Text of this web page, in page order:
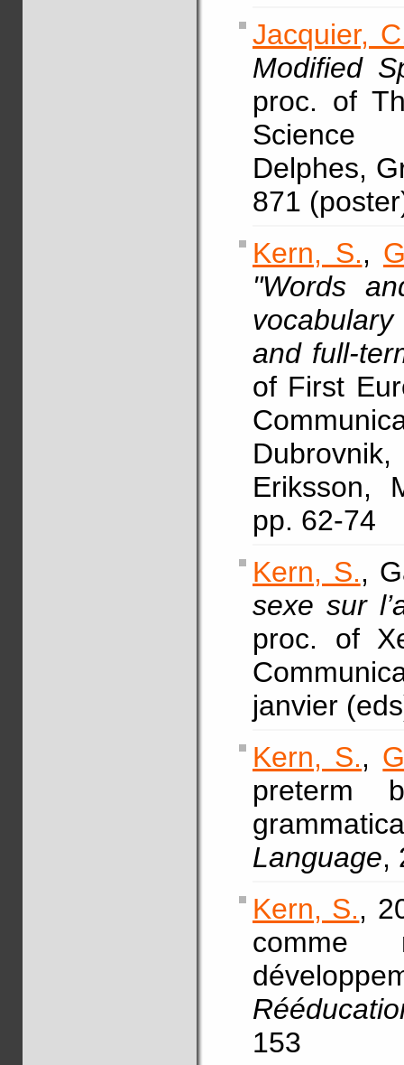
Jacquier,
Modified
proc. of
Science
Delphes,
871
Kern, S.,
"Words
and full-
of First
Eriksson,
pp. 62-74
Kern, S.,
sexe sur
proc. of
janvier
Kern, S.,
preterm
Language,
Kern, S.,
comme
153